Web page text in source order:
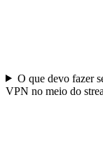
O que devo fazer
VPN no meio do